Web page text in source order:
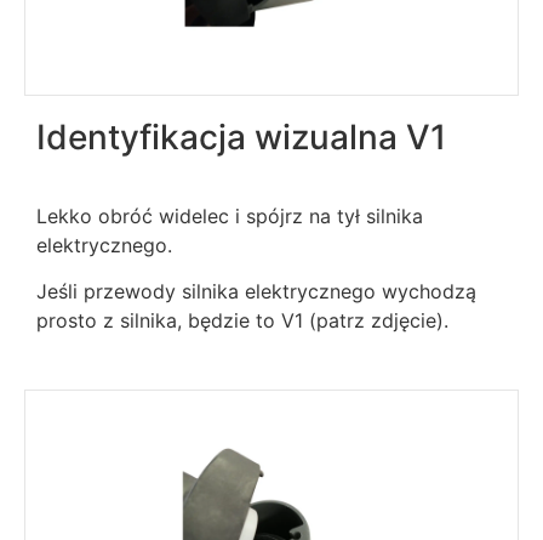
Identyfikacja wizualna V1
Lekko obróć widelec i spójrz na tył silnika
elektrycznego.
Jeśli przewody silnika elektrycznego wychodzą
prosto z silnika, będzie to V1 (patrz zdjęcie).